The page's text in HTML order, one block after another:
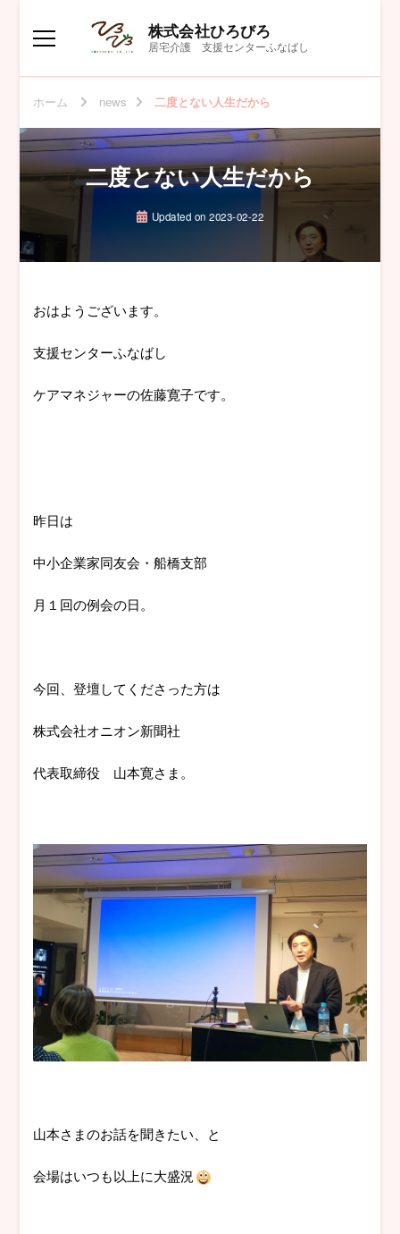
株式会社ひろびろ
居宅介護 支援センターふなばし
ホーム news 二度とない人生だから
二度とない人生だから
Updated on2023-02-22
おはようございます。
支援センターふなばし
ケアマネジャーの佐藤寛子です。
昨日は
中小企業家同友会・船橋支部
月１回の例会の日。
今回、登壇してくださった方は
株式会社オニオン新聞社
代表取締役 山本寛さま。
山本さまのお話を聞きたい、と
会場はいつも以上に大盛況